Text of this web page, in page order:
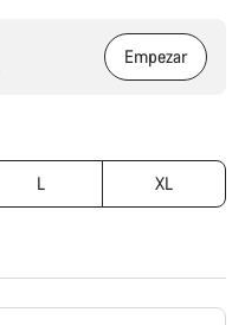
Empezar
L XL